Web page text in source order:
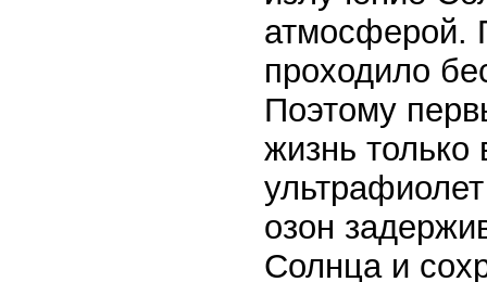
атмосферой.
проходило
Поэтому
жизнь только
озон
Солнца и